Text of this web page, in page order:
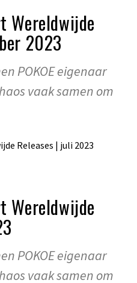
Wereldwijde
2023
POKOE eigenaar
vaak samen om
Wereldwijde
POKOE eigenaar
vaak samen om